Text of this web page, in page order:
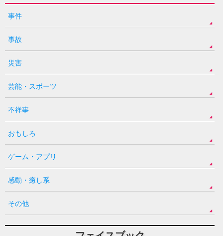
事件
事故
災害
芸能・スポーツ
不祥事
おもしろ
ゲーム・アプリ
感動・癒し系
その他